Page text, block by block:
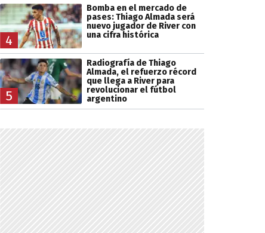
4
Bomba en el mercado de
pases: Thiago Almada será
nuevo jugador de River con
una cifra histórica
5
Radiografía de Thiago
Almada, el refuerzo récord
que llega a River para
revolucionar el fútbol
argentino